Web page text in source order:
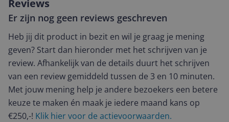
Reviews
Er zijn nog geen reviews geschreven
Heb jij dit product in bezit en wil je graag je mening
geven? Start dan hieronder met het schrijven van je
review. Afhankelijk van de details duurt het schrijven
van een review gemiddeld tussen de 3 en 10 minuten.
Met jouw mening help je andere bezoekers een betere
keuze te maken én maak je iedere maand kans op
€250,-! Klik hier voor de actievoorwaarden.